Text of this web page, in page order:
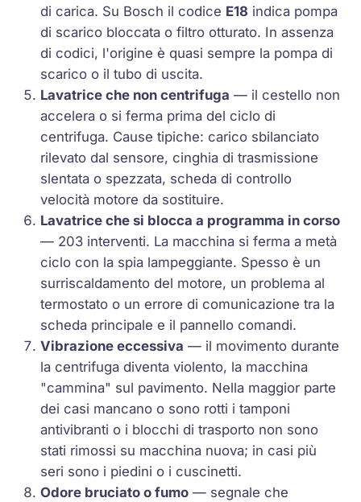
di carica. Su Bosch il codice E18 indica pompa
di scarico bloccata o filtro otturato. In assenza
di codici, l'origine è quasi sempre la pompa di
scarico o il tubo di uscita.
Lavatrice che non centrifuga — il cestello non
accelera o si ferma prima del ciclo di
centrifuga. Cause tipiche: carico sbilanciato
rilevato dal sensore, cinghia di trasmissione
slentata o spezzata, scheda di controllo
velocità motore da sostituire.
Lavatrice che si blocca a programma in corso
— 203 interventi. La macchina si ferma a metà
ciclo con la spia lampeggiante. Spesso è un
surriscaldamento del motore, un problema al
termostato o un errore di comunicazione tra la
scheda principale e il pannello comandi.
Vibrazione eccessiva — il movimento durante
la centrifuga diventa violento, la macchina
"cammina" sul pavimento. Nella maggior parte
dei casi mancano o sono rotti i tamponi
antivibranti o i blocchi di trasporto non sono
stati rimossi su macchina nuova; in casi più
seri sono i piedini o i cuscinetti.
Odore bruciato o fumo — segnale che